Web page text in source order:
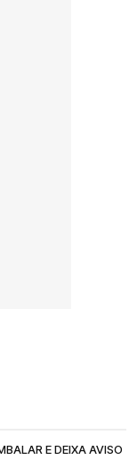
E DEIXA AVISO